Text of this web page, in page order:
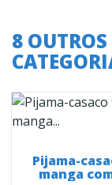
8
Pijama-
manga